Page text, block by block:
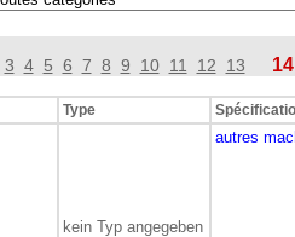
3 4 5 6 7 8 9 10 11 12 13 14
Type
kein Typ angegeben
autres